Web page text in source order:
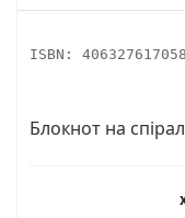
ISBN:
Блокнот на